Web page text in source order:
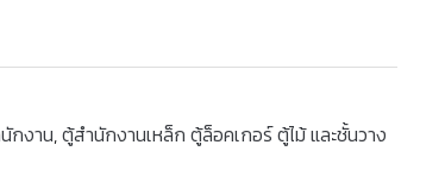
กงาน,ตู้สำนักงานเหล็ก ตู้ล็อคเกอร์ ตู้ไม้ และชั้นวาง